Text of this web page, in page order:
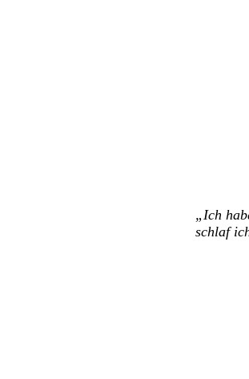
Ich
schlaf